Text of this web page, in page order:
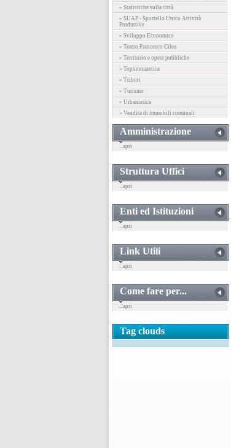
» Statistiche sulla città
» SUAP - Sportello Unico Attività
Produttive
» Sviluppo Economico
» Teatro Francesco Cilea
» Territorio e opere pubbliche
» Toponomastica
» Tributi
» Turismo
» Urbanistica
» Vendita di immobili comunali
Amministrazione
...apri
Struttura Uffici
...apri
Enti ed Istituzioni
...apri
Link Utili
...apri
Come fare per...
...apri
Tag clouds